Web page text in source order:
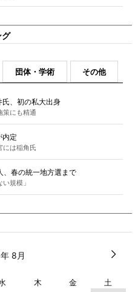
グ
団体・学術 その他
、初の私大出身
策にも精通
内定
には稲角氏
、春の統一地方選まで
規模」
8月
木 金 土